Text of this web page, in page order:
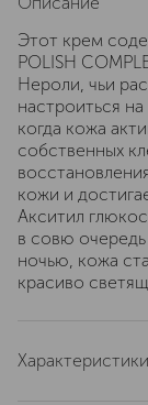
Этот крем
POLISH
Нероли, чьи
настроиться
когда кожа
собственных
кожи и
Акситил
в совю
ночью, кожа
красиво
Характеристики